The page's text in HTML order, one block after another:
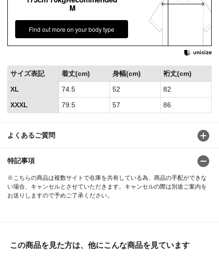
よくあるご質問
特記事項
※こちらの商品は複数サイトで在庫を共有している為、商品の手配ができな
い場合、キャンセルとさせていただきます。キャンセルの際は別途ご案内を
お送りしますので予めご了承ください。
サイズ表記 着丈(cm) 身幅(cm)
裄丈(cm)
XL
74.5 52
82
XXXL
79.5 57 86
M
Find out more on your body type
この商品を見た方は、他にこんな商品を見ています